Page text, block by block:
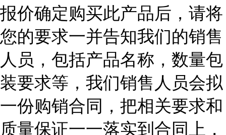
报价确定购买此产品后，请将
您的要求一并告知我们的销售
人员，包括产品名称，数量包
装要求等，我们销售人员会拟
一份购销合同，把相关要求和
质量保证一一落实到合同上，